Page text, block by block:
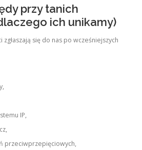
przy tanich
ich unikamy)
się do nas po wcześniejszych
IP,
przeciwprzepięciowych,